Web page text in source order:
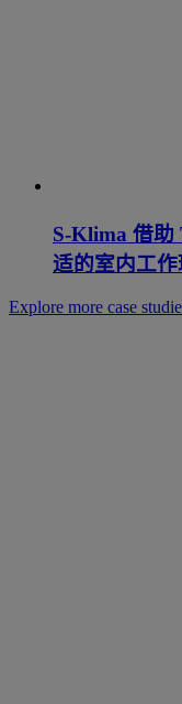
S-Klima 借助
适的室内工作
Explore more case